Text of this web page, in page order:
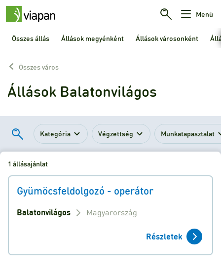
Menü
Összes állás Állások megyénként Állások városonként
Összes város
Állások Balatonvilágos
Kategória Végzettség Munkatapasztalat
1 állásajánlat
Gyümöcsfeldolgozó - operátor
Balatonvilágos Magyarország
Részletek